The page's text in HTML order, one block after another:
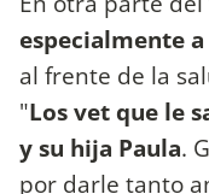
especialmente
al frente de la
"Los vet que le
y su hija Paula.
por darle tanto